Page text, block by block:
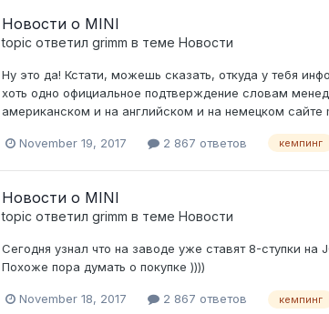
Новости о MINI
topic ответил grimm в теме Новости
Ну это да! Кстати, можешь сказать, откуда у тебя
хоть одно официальное подтверждение словам
американском и на английском и на немецком сайте
November 19, 2017 2 867 ответов кемпинг
Новости о MINI
topic ответил grimm в теме Новости
Сегодня узнал что на заводе уже ставят 8-ступки
Похоже пора думать о покупке ))))
November 18, 2017 2 867 ответов кемпинг